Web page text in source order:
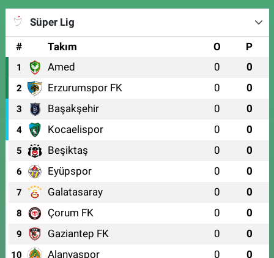
Süper Lig
#
Takım O P
1 Amed 0 0
2 Erzurumspor FK 0 0
3 Başakşehir 0 0
4 Kocaelispor 0 0
5 Beşiktaş 0 0
6 Eyüpspor 0 0
7 Galatasaray 0 0
8 Çorum FK 0 0
9 Gaziantep FK 0 0
10 Alanyaspor 0 0